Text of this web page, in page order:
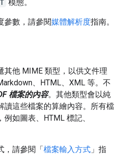
模態。
參數，請參閱媒體解析度指南。
其他 MIME 類型，以供文件理
、HTML、XML 等。不
檔案的內容。其他類型會以純
讀這些檔案的算繪內容。所有檔
如圖表、HTML 標記、
，請參閱「檔案輸入方式 」指